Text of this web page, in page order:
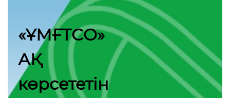
«ҰМҒТСО»
АҚ
көрсететін